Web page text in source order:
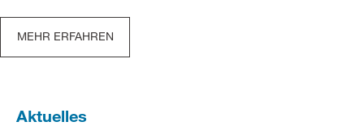
MEHR ERFAHREN
Aktuelles